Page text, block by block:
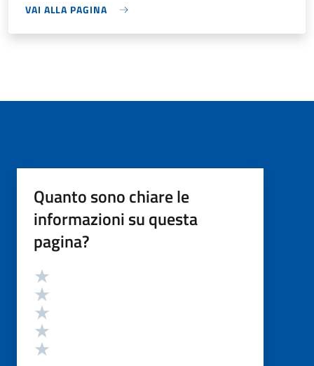
VAI ALLA PAGINA
Quanto sono chiare le
informazioni su questa
pagina?
Valutazione